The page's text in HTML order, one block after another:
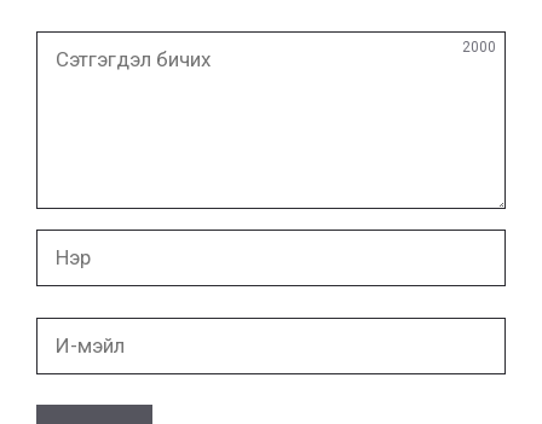
2000
мэйл